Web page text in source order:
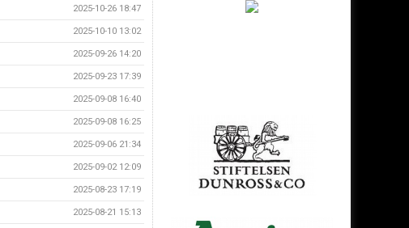
2025-10-26 18:47
2025-10-10 13:02
2025-09-26 14:20
2025-09-23 17:39
2025-09-08 16:40
2025-09-08 16:25
2025-09-06 21:34
2025-09-02 12:09
2025-08-23 17:19
2025-08-21 15:13